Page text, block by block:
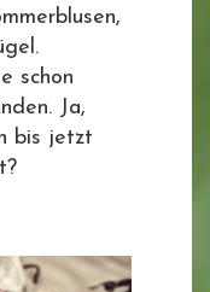
schon
Ja,
bis jetzt